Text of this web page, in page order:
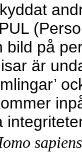
bild på
är
sapiens